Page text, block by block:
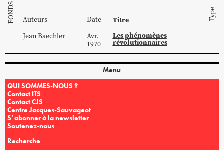
FONDS Auteurs Date Titre Type
JeanBaechler
Avr.
1970
Les phénomènes
révolutionnaires
Menu
QUI SOMMES-NOUS ?
Contact ITS
Contact CJS
Centre Jacques-Sauvageot
S’abonner à la newsletter
Soutenez-nous
Recherche